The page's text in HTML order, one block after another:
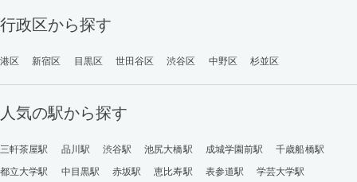
行政区から探す
港区 新宿区 目黒区 世田谷区 渋谷区 中野区 杉並区
人気の駅から探す
三軒茶屋駅 品川駅 渋谷駅 池尻大橋駅 成城学園前駅
千歳船橋駅
都立大学駅
中目黒駅 赤坂駅 恵比寿駅 表参道駅
学芸大学駅